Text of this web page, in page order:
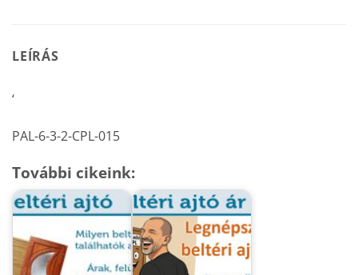
LEÍRÁS
‘
PAL-6-3-2-CPL-015
További cikeink: